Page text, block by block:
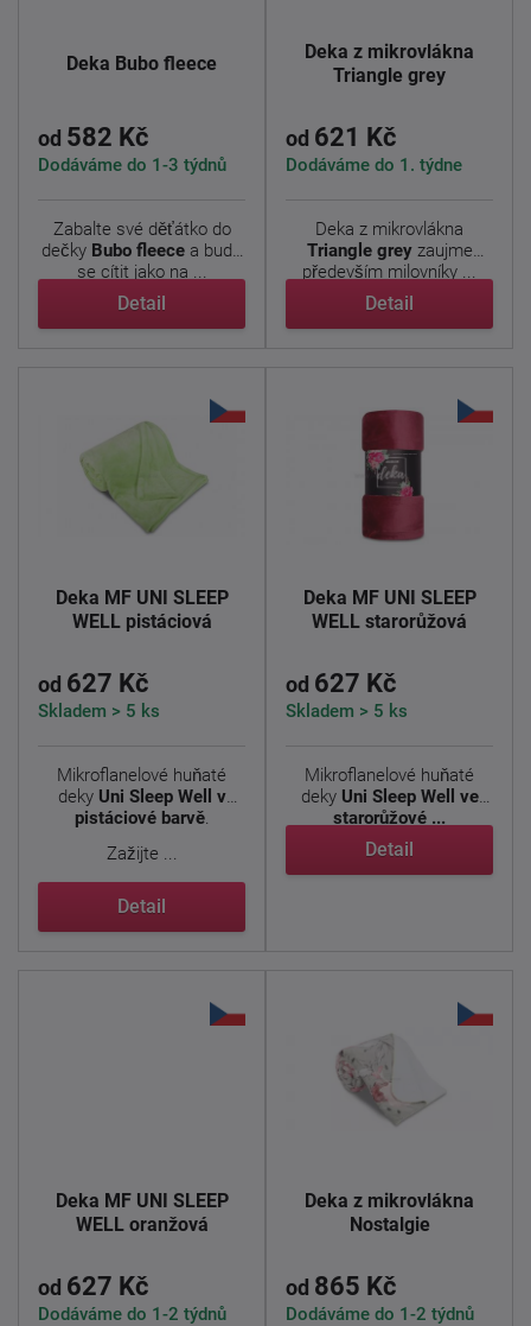
Deka Bubo fleece
od 582 Kč
Dodáváme do 1-3 týdnů
Zabalte své děťátko do
dečky Bubo fleece a bude
se cítit jako na ...
Detail
Deka z mikrovlákna
Triangle grey
od 621 Kč
Dodáváme do 1. týdne
Deka z mikrovlákna
Triangle greyzaujme
především milovníky ...
Detail
Deka MF UNI SLEEP
WELL pistáciová
od 627 Kč
Skladem > 5 ks
Mikroflanelové huňaté
deky Uni Sleep Well v
pistáciové barvě.
Zažijte ...
Detail
Deka MF UNI SLEEP
WELL starorůžová
od 627 Kč
Skladem > 5 ks
Mikroflanelové huňaté
deky Uni Sleep Well ve
starorůžové ...
Detail
Deka MF UNI SLEEP
WELL oranžová
od 627 Kč
Dodáváme do 1-2 týdnů
Deka z mikrovlákna
Nostalgie
od 865 Kč
Dodáváme do 1-2 týdnů